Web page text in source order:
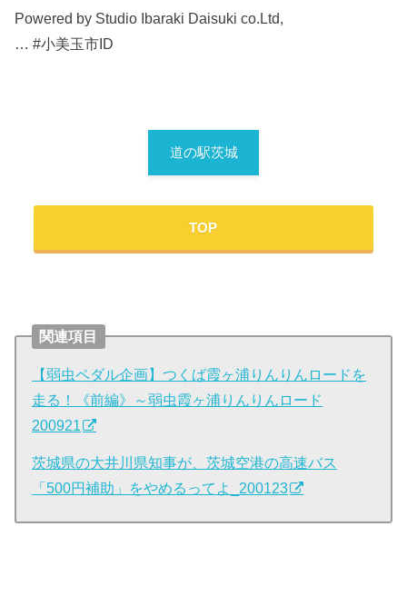
Powered by Studio Ibaraki Daisuki co.Ltd,
… #小美玉市ID
道の駅茨城
TOP
関連項目
【弱虫ペダル企画】つくば霞ヶ浦りんりんロードを
走る！《前編》～弱虫霞ヶ浦りんりんロード
200921
茨城県の大井川県知事が、茨城空港の高速バス
「500円補助」をやめるってよ_200123